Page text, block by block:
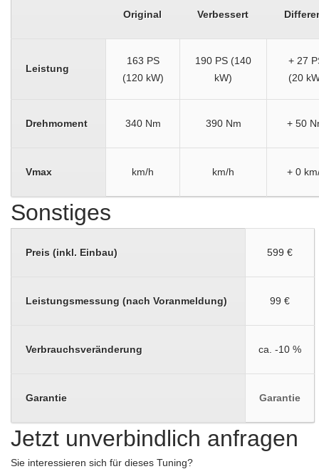
Original Verbessert
Leistung
163 PS
(120 kW)
190 PS (140
kW)
+ 27
(20
Drehmoment 340 Nm 390 Nm + 50
Vmax km/h km/h + 0
Sonstiges
Preis (inkl. Einbau) 599 €
Leistungsmessung (nach Voranmeldung) 99 €
Verbrauchsveränderung ca. -10 %
Garantie Garantie
Jetzt unverbindlich anfragen
Sie interessieren sich für dieses Tuning?